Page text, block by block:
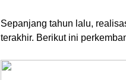
Sepanjang tahun lalu,
terakhir. Berikut ini